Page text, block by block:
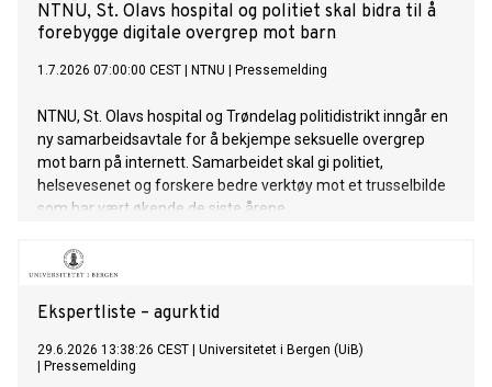
NTNU, St. Olavs hospital og politiet skal bidra til å
forebygge digitale overgrep mot barn
1.7.2026 07:00:00 CEST NTNU Pressemelding
NTNU, St. Olavs hospital og Trøndelag politidistrikt inngår en
ny samarbeidsavtale for å bekjempe seksuelle overgrep
mot barn på internett. Samarbeidet skal gi politiet,
helsevesenet og forskere bedre verktøy mot et trusselbilde
som har vært økende de siste årene.
Ekspertliste – agurktid
29.6.2026 13:38:26 CEST
Universitetet i Bergen (UiB)
Pressemelding